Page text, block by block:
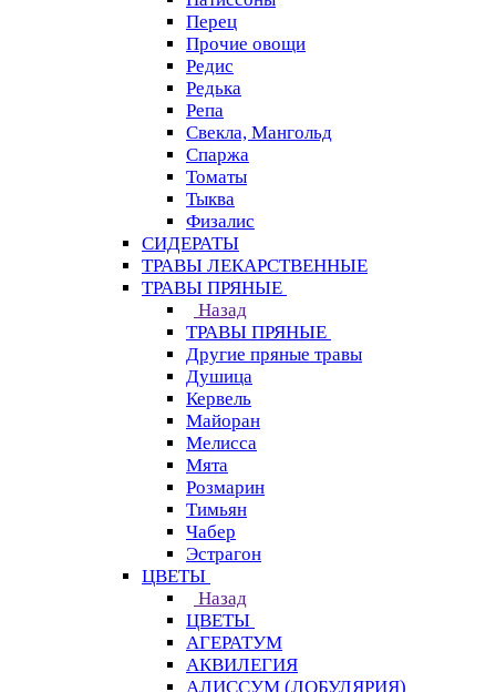
Перец
Прочие овощи
Редис
Редька
Репа
Свекла, Мангольд
Спаржа
Томаты
Тыква
Физалис
СИДЕРАТЫ
ТРАВЫ ЛЕКАРСТВЕННЫЕ
ТРАВЫ ПРЯНЫЕ
Назад
ТРАВЫ ПРЯНЫЕ
Другие пряные травы
Душица
Кервель
Майоран
Мелисса
Мята
Розмарин
Тимьян
Чабер
Эстрагон
ЦВЕТЫ
Назад
ЦВЕТЫ
АГЕРАТУМ
АКВИЛЕГИЯ
АЛИССУМ (ЛОБУЛЯРИЯ)